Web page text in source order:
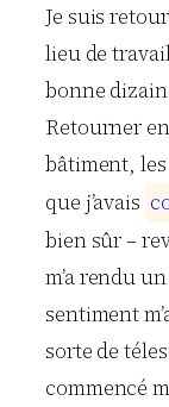
Je suis
lieu de
bonne
Retourner
bâtiment, les
que j’avais c
bien sûr –
m’a rendu
sentiment
sorte de
commencé